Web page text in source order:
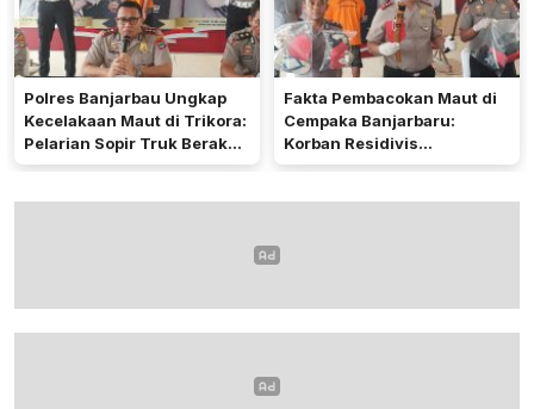
Polres Banjarbau Ungkap
Kecelakaan Maut di Trikora:
Pelarian Sopir Truk Berakhir
di Kalteng
Fakta Pembacokan Maut di
Cempaka Banjarbaru:
Korban Residivis
Pembunuhan